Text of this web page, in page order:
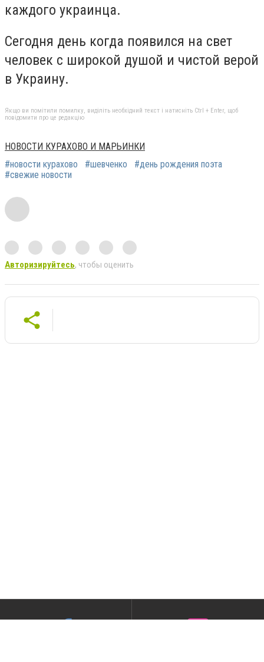
каждого украинца.
Сегодня день когда появился на свет
человек с широкой душой и чистой верой
в Украину.
Якщо ви помітили помилку, виділіть необхідний текст і натисніть Ctrl + Enter, щоб
повідомити про це редакцію
НОВОСТИ КУРАХОВО И МАРЬИНКИ
#новости курахово
#шевченко
#день рождения поэта
#свежие новости
Авторизируйтесь, чтобы оценить